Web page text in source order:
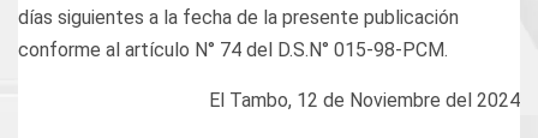
días siguientes a la fecha de la presente publicación
conforme al artículo N° 74 del D.S.N° 015-98-PCM.
El Tambo, 12 de Noviembre del 2024